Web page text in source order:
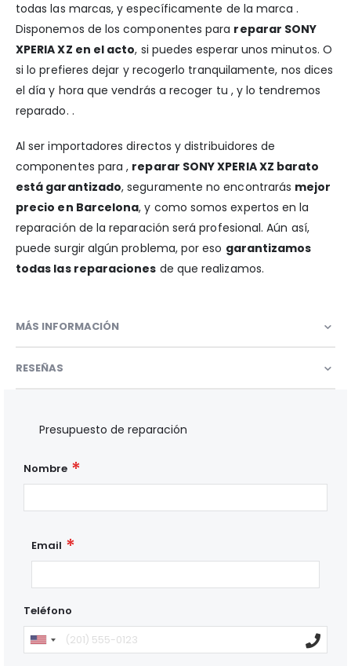
todas las marcas, y específicamente de la marca .
Disponemos de los componentes para reparar SONY
XPERIA XZ en el acto, si puedes esperar unos minutos. O
si lo prefieres dejar y recogerlo tranquilamente, nos dices
el día y hora que vendrás a recoger tu , y lo tendremos
reparado. .
Al ser importadores directos y distribuidores de
componentes para , reparar SONY XPERIA XZ barato
está garantizado, seguramente no encontrarás mejor
precio en Barcelona, y como somos expertos en la
reparación de la reparación será profesional. Aún así,
puede surgir algún problema, por eso garantizamos
todas las reparaciones de que realizamos.
MÁS INFORMACIÓN
RESEÑAS
Presupuesto de reparación
Nombre
Email
Teléfono